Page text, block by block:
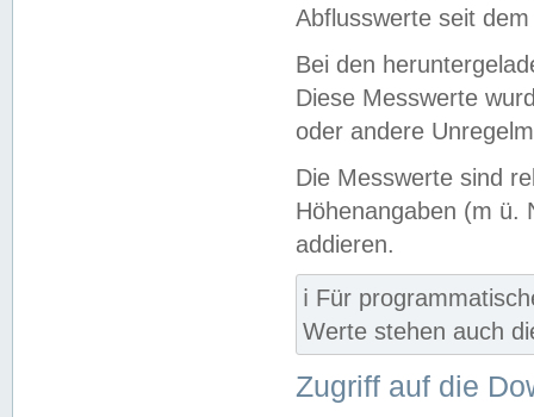
Abflusswerte seit
Bei den
Diese Messwerte
oder andere
Die Messwerte sind
Höhenangaben (m ü.
addieren.
ℹ️ Für
Werte stehen auch
Zugriff auf die